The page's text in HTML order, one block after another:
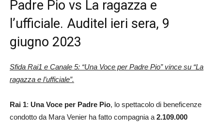
Padre Pio vs La ragazza e
l’ufficiale. Auditel ieri sera, 9
giugno 2023
Sfida Rai1 e Canale 5: “Una Voce per Padre Pio” vince su “La
ragazza e l’ufficiale”.
Rai 1: Una Voce per Padre Pio, lo spettacolo di beneficenze
condotto da Mara Venier ha fatto compagnia a 2.109.000